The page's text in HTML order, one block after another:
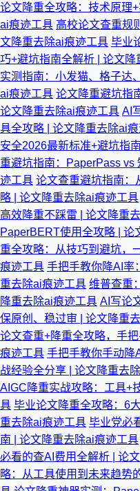
论文降重全攻略：技术原理
ai痕迹工具 高校论文查重规
文降重去除ai痕迹工具 毕业
巧+避坑指南全解析 | 论文
实测指南：小发猫、格子达
ai痕迹工具 论文降重避坑指
论文降重去除ai痕迹工具 AI
具全攻略 | 论文降重去除ai
安全2026最新标准+避坑指
重避坑指南：PaperPass vs
迹工具 论文查重避坑指南：
略 | 论文降重去除ai痕迹工具
高效降重不踩雷 | 论文降重
PaperBERT使用全攻略 | 论
重全攻略：从技巧到避坑，
痕迹工具 手把手教你降AI率
重去除ai痕迹工具 维普查重
降重去除ai痕迹工具 AI写论
保原创、稳过审 | 论文降重
论文查重+降重全攻略，手
痕迹工具 手把手教你手动降
战经验全分享 | 论文降重去
AIGC降重实战攻略：工具+
具 毕业论文降重全攻略：6
重去除ai痕迹工具 毕业党必
南 | 论文降重去除ai痕迹工具
必看的查AI费用全解析 | 论
略：从工具使用到未来趋势